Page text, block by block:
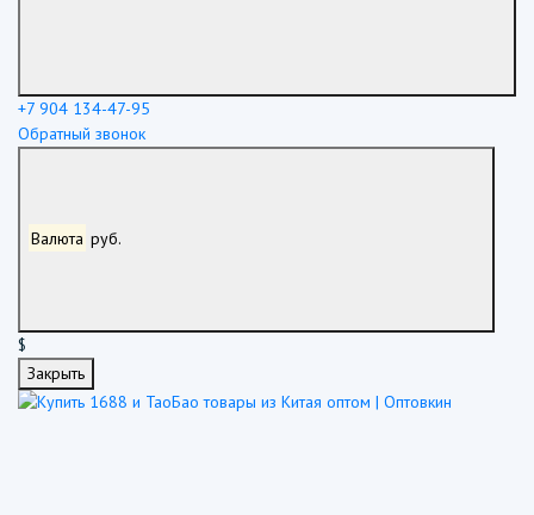
+7 904 134-47-95
Обратный звонок
Валюта руб.
$
Закрыть